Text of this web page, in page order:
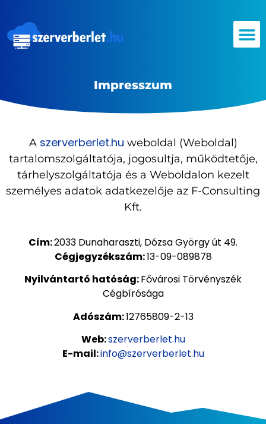
Impresszum
A szerverberlet.hu weboldal (Weboldal)
tartalomszolgáltatója, jogosultja, működtetője,
tárhelyszolgáltatója és a Weboldalon kezelt
személyes adatok adatkezelője az F-Consulting
Kft.
Cím:2033 Dunaharaszti, Dózsa György út 49.
Cégjegyzékszám:13-09-089878
Nyilvántartó hatóság:Fővárosi Törvényszék
Cégbírósága
Adószám:12765809-2-13
Web:szerverberlet.hu
E-mail:info@szerverberlet.hu